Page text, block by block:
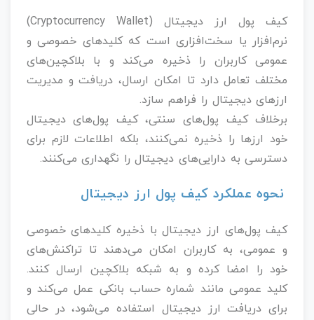
کیف پول ارز دیجیتال (Cryptocurrency Wallet)
نرم‌افزار یا سخت‌افزاری است که کلیدهای خصوصی و
عمومی کاربران را ذخیره می‌کند و با بلاکچین‌های
مختلف تعامل دارد تا امکان ارسال، دریافت و مدیریت
ارزهای دیجیتال را فراهم سازد.
برخلاف کیف پول‌های سنتی، کیف پول‌های دیجیتال
خود ارزها را ذخیره نمی‌کنند، بلکه اطلاعات لازم برای
دسترسی به دارایی‌های دیجیتال را نگهداری می‌کنند.
نحوه عملکرد کیف پول ارز دیجیتال
کیف پول‌های ارز دیجیتال با ذخیره کلیدهای خصوصی
و عمومی، به کاربران امکان می‌دهند تا تراکنش‌های
خود را امضا کرده و به شبکه بلاکچین ارسال کنند.
کلید عمومی مانند شماره حساب بانکی عمل می‌کند و
برای دریافت ارز دیجیتال استفاده می‌شود، در حالی